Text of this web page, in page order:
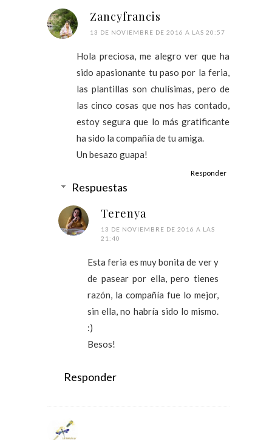
Zancyfrancis
13 DE NOVIEMBRE DE 2016 A LAS 20:57
Hola preciosa, me alegro ver que ha
sido apasionante tu paso por la feria,
las plantillas son chulísimas, pero de
las cinco cosas que nos has contado,
estoy segura que lo más gratificante
ha sido la compañía de tu amiga.
Un besazo guapa!
Responder
Respuestas
Terenya
13 DE NOVIEMBRE DE 2016 A LAS
21:40
Esta feria es muy bonita de ver y
de pasear por ella, pero tienes
razón, la compañía fue lo mejor,
sin ella, no habría sido lo mismo.
:)
Besos!
Responder